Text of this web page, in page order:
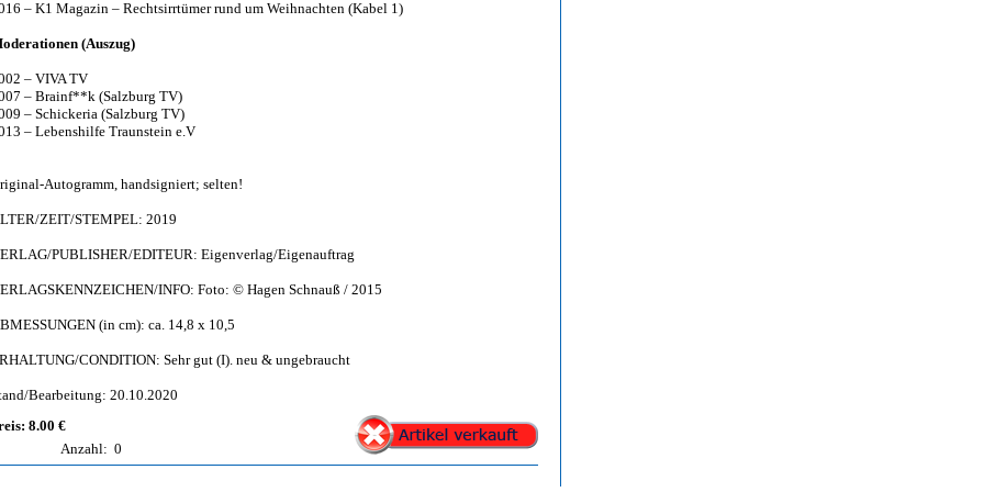
– K1 Magazin – Rechtsirrtümer rund um Weihnachten (Kabel 1)
(Auszug)
– VIVA TV
– Brainf**k (Salzburg TV)
– Schickeria (Salzburg TV)
– Lebenshilfe Traunstein e.V
Autogramm, handsigniert; selten!
ZEIT/STEMPEL: 2019
PUBLISHER/EDITEUR: Eigenverlag/Eigenauftrag
INFO: Foto: © Hagen Schnauß / 2015
(in cm): ca. 14,8 x 10,5
CONDITION: Sehr gut (I). neu & ungebraucht
Bearbeitung: 20.10.2020
8.00 €
Anzahl: 0